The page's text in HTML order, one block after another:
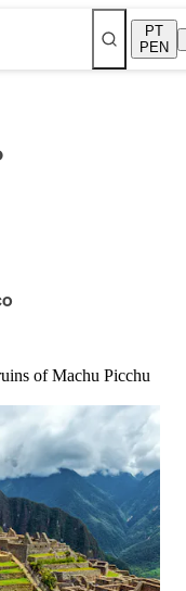
PT
PEN
of Machu Picchu